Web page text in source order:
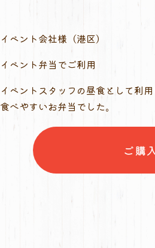
イベント会社様（港区）
イベント弁当でご利用
イベントスタッフの昼食として利
食べやすいお弁当でした。
ご購